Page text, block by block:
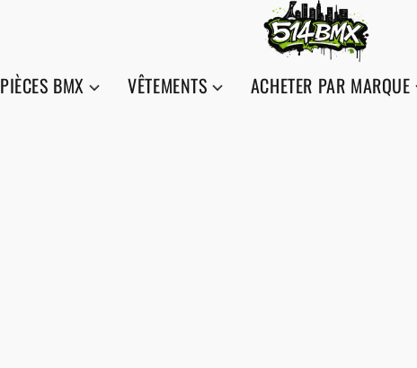
PIÈCES BMX VÊTEMENTS ACHETER PAR MARQUE